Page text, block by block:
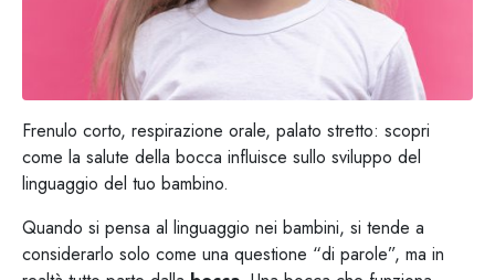
Frenulo corto, respirazione orale, palato stretto: scopri
come la salute della bocca influisce sullo sviluppo del
linguaggio del tuo bambino.
Quando si pensa al linguaggio nei bambini, si tende a
considerarlo solo come una questione “di parole”, ma in